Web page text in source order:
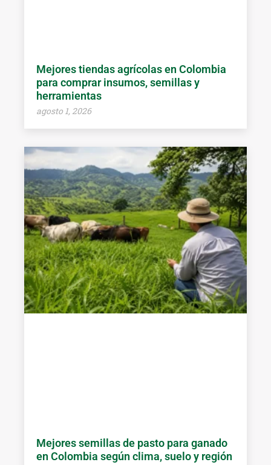
Mejores tiendas agrícolas en Colombia
para comprar insumos, semillas y
herramientas
agosto 1, 2026
Mejores semillas de pasto para ganado
en Colombia según clima, suelo y región